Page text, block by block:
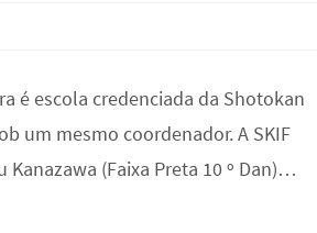
é escola credenciada da Shotokan
um mesmo coordenador. A SKIF
(Faixa Preta 10 º Dan)…